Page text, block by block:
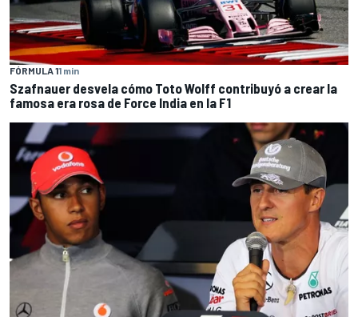
FÓRMULA 11 min
Szafnauer desvela cómo Toto Wolff contribuyó a crear la
famosa era rosa de Force India en la F1